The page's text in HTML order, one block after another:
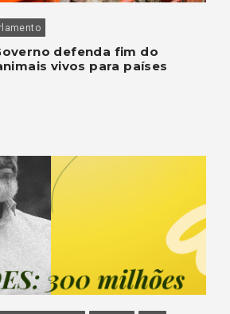
defenda fim do
vivos para países